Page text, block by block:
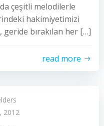
çeşitli melodilerle
hakimiyetimizi
bırakılan her […]
read more
2012